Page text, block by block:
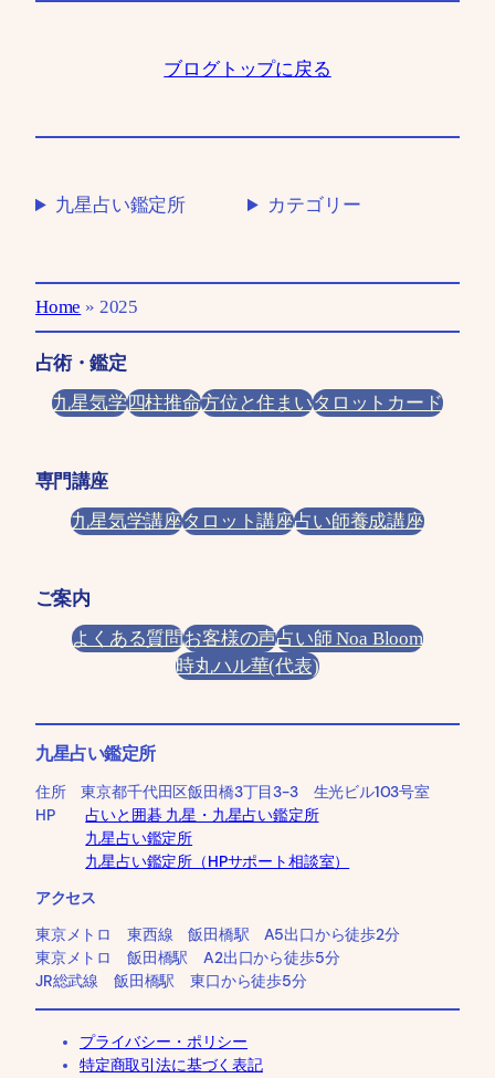
ブログトップに戻る
九星占い鑑定所 カテゴリー
Home » 2025
占術・鑑定
九星気学四柱推命方位と住まいタロットカード
専門講座
九星気学講座タロット講座占い師養成講座
ご案内
よくある質問お客様の声占い師 Noa Bloom
時丸ハル華(代表)
九星占い鑑定所
住所 東京都千代田区飯田橋3丁目3-3 生光ビル103号室
HP占いと囲碁 九星・九星占い鑑定所
九星占い鑑定所
九星占い鑑定所（HPサポート相談室）
アクセス
東京メトロ 東西線 飯田橋駅 A5出口から徒歩2分
東京メトロ 飯田橋駅 A2出口から徒歩5分
JR総武線 飯田橋駅 東口から徒歩5分
プライバシー・ポリシー
特定商取引法に基づく表記